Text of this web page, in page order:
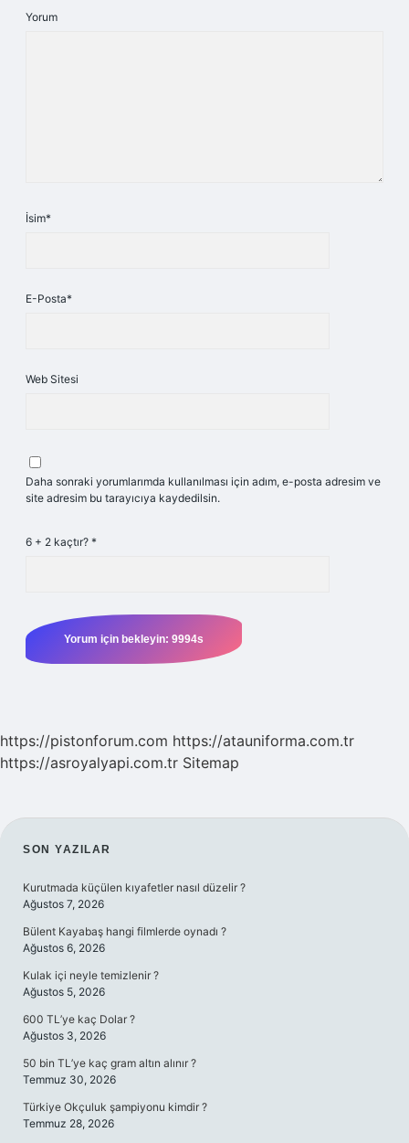
Yorum
İsim*
E-Posta*
Web Sitesi
Daha sonraki yorumlarımda kullanılması için adım, e-posta adresim ve
site adresim bu tarayıcıya kaydedilsin.
6 + 2 kaçtır? *
https://pistonforum.com https://atauniforma.com.tr
https://asroyalyapi.com.tr Sitemap
SIDEBAR
SON YAZILAR
Kurutmada küçülen kıyafetler nasıl düzelir ?
Ağustos 7, 2026
Bülent Kayabaş hangi filmlerde oynadı ?
Ağustos 6, 2026
Kulak içi neyle temizlenir ?
Ağustos 5, 2026
600 TL’ye kaç Dolar ?
Ağustos 3, 2026
50 bin TL’ye kaç gram altın alınır ?
Temmuz 30, 2026
Türkiye Okçuluk şampiyonu kimdir ?
Temmuz 28, 2026